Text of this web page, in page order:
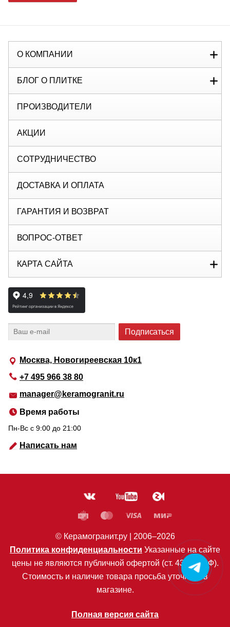
Москва, Новогиреевская 10к1
+7 495 966 38 80
manager@keramogranit.ru
Время работы
Пн-Вс c 9:00 до 21:00
Написать нам
О КОМПАНИИ
БЛОГ О ПЛИТКЕ
ПРОИЗВОДИТЕЛИ
АКЦИИ
СОТРУДНИЧЕСТВО
ДОСТАВКА И ОПЛАТА
ГАРАНТИЯ И ВОЗВРАТ
ВОПРОС-ОТВЕТ
КАРТА САЙТА
© Керамогранит.ру | 2006–2026
Политика конфиденциальности Указанные на сайте
цены не являются публичной офертой (ст. 435 ГК РФ).
Стоимость и наличие товара просьба уточнять в
магазине.
Полная версия сайта